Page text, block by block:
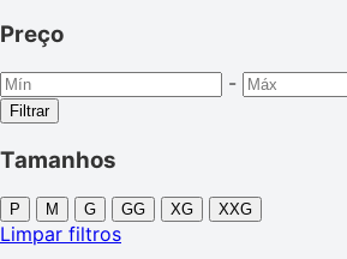
Preço
-
Filtrar
Tamanhos
P M G GG XG XXG
Limpar filtros